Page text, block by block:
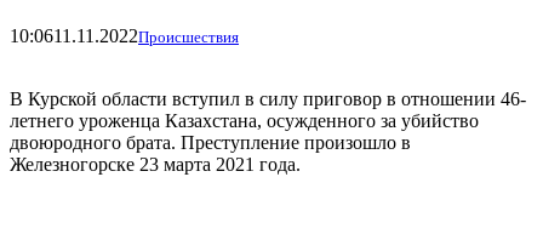
10:0611.11.2022Происшествия
В Курской области вступил в силу приговор в отношении 46-
летнего уроженца Казахстана, осужденного за убийство
двоюродного брата. Преступление произошло в
Железногорске 23 марта 2021 года.